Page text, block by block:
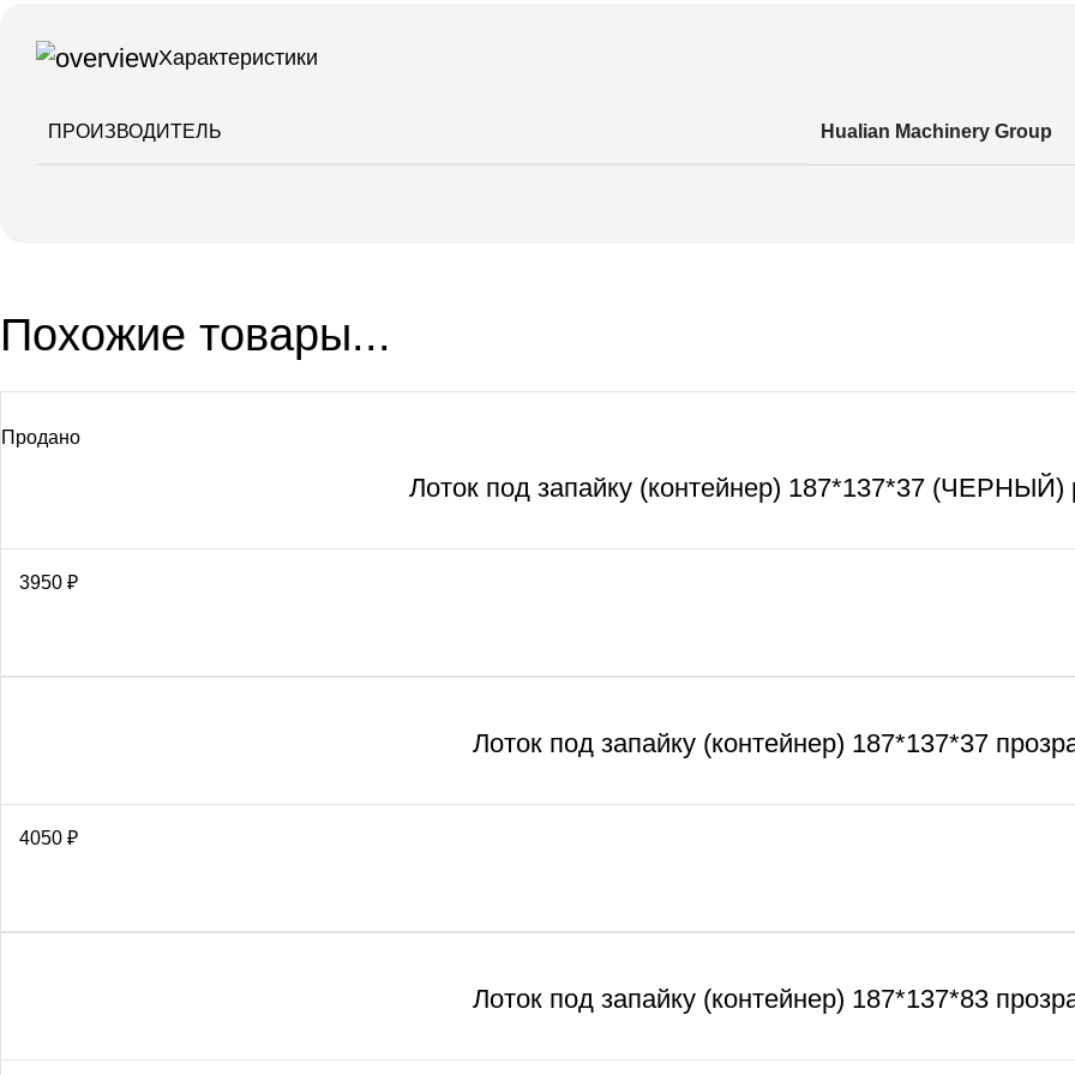
Характеристики
ПРОИЗВОДИТЕЛЬ Hualian Machinery Group
Похожие товары...
Продано
Лоток под запайку (контейнер) 187*137*37 (ЧЕРНЫЙ)
3950 ₽
Лоток под запайку (контейнер) 187*137*37
4050 ₽
Лоток под запайку (контейнер) 187*137*83